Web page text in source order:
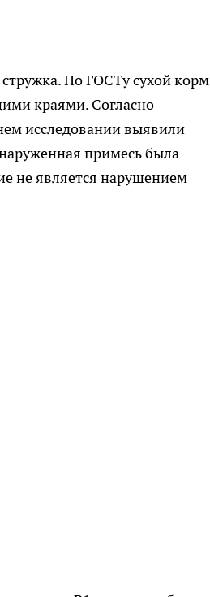
По ГОСТу сухой корм
краями. Согласно
исследовании выявили
примесь была
не является нарушением